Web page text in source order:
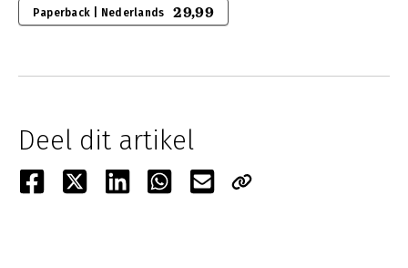
Paperback | Nederlands 29,99
Deel dit artikel